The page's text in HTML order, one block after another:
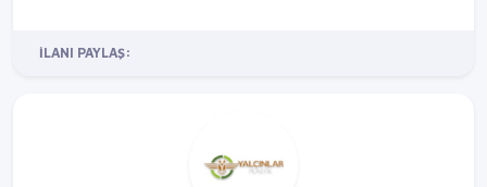
İLANI PAYLAŞ: